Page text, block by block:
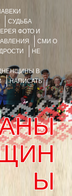
СУДЬБА
ФОТО И
СМИ О
НЕ
В
НАПИСАТЬ
Ы